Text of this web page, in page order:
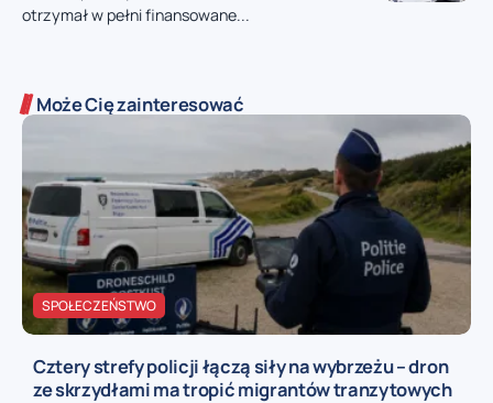
otrzymał w pełni finansowane...
Może Cię zainteresować
SPOŁECZEŃSTWO
Cztery strefy policji łączą siły na wybrzeżu – dron
ze skrzydłami ma tropić migrantów tranzytowych